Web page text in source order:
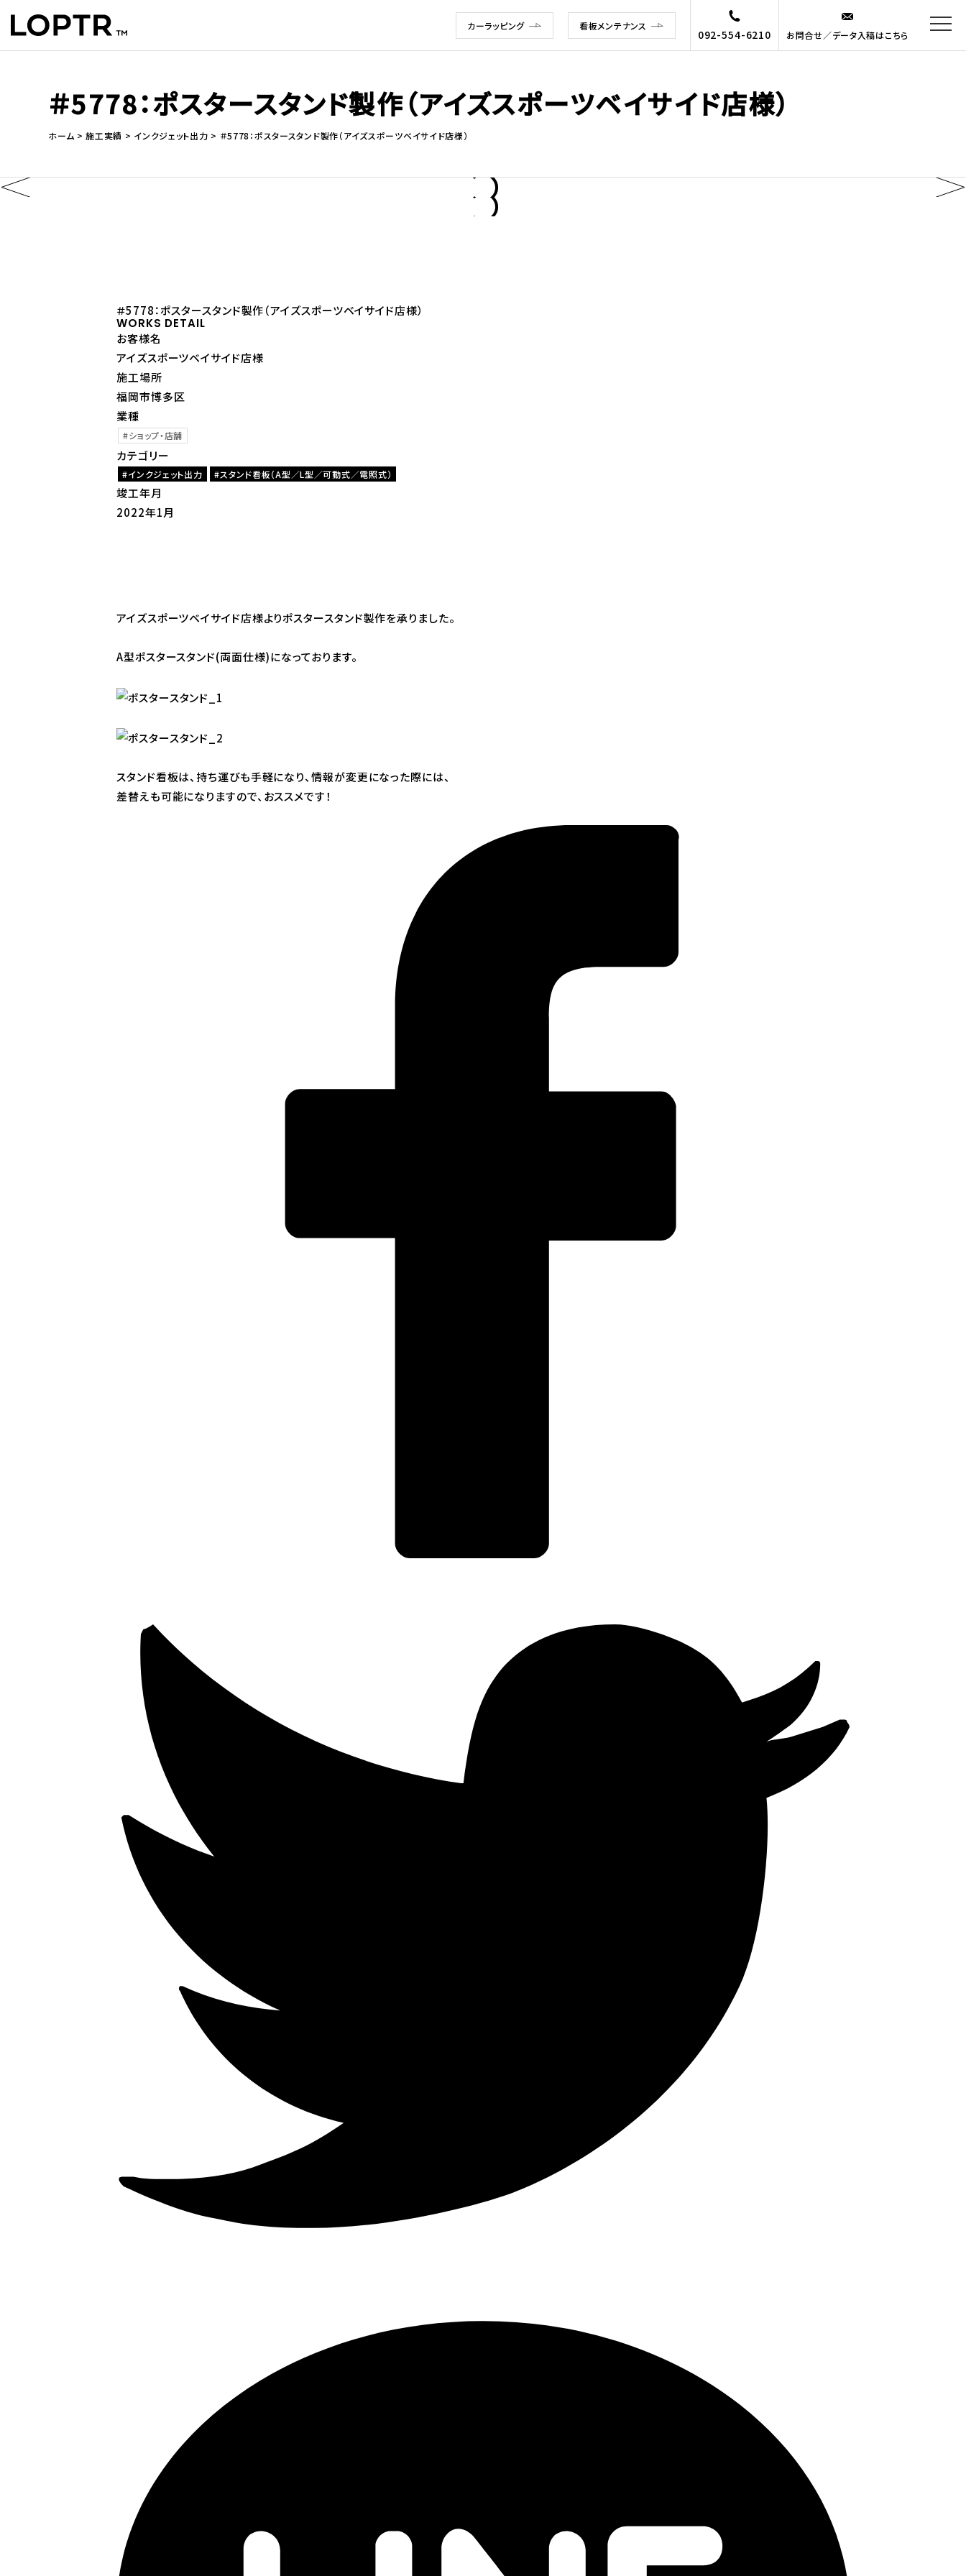
カーラッピング 看板メンテナンス
092-554-6210 お問合せ／データ入稿はこちら
＃5778：ポスタースタンド製作（アイズスポーツベイサイド店様）
ホーム 施工実績 インクジェット出力 ＃5778：ポスタースタンド製作（アイズスポーツベイサイド店様）
＃5778：ポスタースタンド製作（アイズスポーツベイサイド店様）
WORKS DETAIL
お客様名
アイズスポーツベイサイド店様
施工場所
福岡市博多区
業種
ショップ・店舗
カテゴリー
インクジェット出力 スタンド看板（A型／L型／可動式／電照式）
竣工年月
2022年1月
アイズスポーツベイサイド店様よりポスタースタンド製作を承りました。
A型ポスタースタンド(両面仕様)になっております。
スタンド看板は、持ち運びも手軽になり、情報が変更になった際には、
差替えも可能になりますので、おススメです！